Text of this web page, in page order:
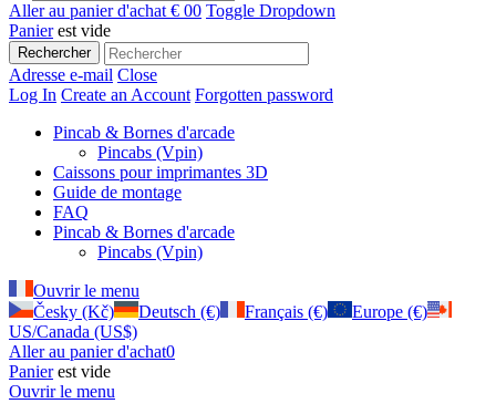
Aller au panier d'achat € 00 Toggle Dropdown
Panierest vide
Rechercher
Adresse e-mail Close
Log In Create an Account Forgotten password
Pincab & Bornes d'arcade
Pincabs (Vpin)
Caissons pour imprimantes 3D
Guide de montage
FAQ
Pincab & Bornes d'arcade
Pincabs (Vpin)
Ouvrir le menu
Česky (Kč)
Deutsch (€) Français (€)
Europe (€)
US/Canada (US$)
Aller au panier d'achat0
Panierest vide
Ouvrir le menu